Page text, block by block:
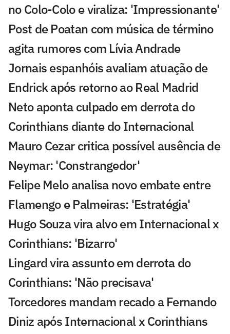
no Colo-Colo e viraliza: 'Impressionante'
Post de Poatan com música de término
agita rumores com Lívia Andrade
Jornais espanhóis avaliam atuação de
Endrick após retorno ao Real Madrid
Neto aponta culpado em derrota do
Corinthians diante do Internacional
Mauro Cezar critica possível ausência de
Neymar: 'Constrangedor'
Felipe Melo analisa novo embate entre
Flamengo e Palmeiras: 'Estratégia'
Hugo Souza vira alvo em Internacional x
Corinthians: 'Bizarro'
Lingard vira assunto em derrota do
Corinthians: 'Não precisava'
Torcedores mandam recado a Fernando
Diniz após Internacional x Corinthians